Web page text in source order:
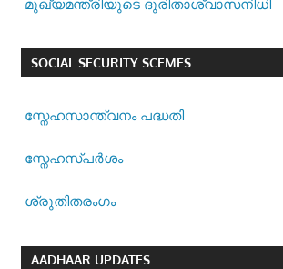
മുഖ്യമന്ത്രിയുടെ ദുരിതാശ്വാസനിധി
SOCIAL SECURITY SCEMES
സ്നേഹസാന്ത്വനം പദ്ധതി
സ്നേഹസ്പര്‍ശം
ശ്രുതിതരംഗം
AADHAAR UPDATES